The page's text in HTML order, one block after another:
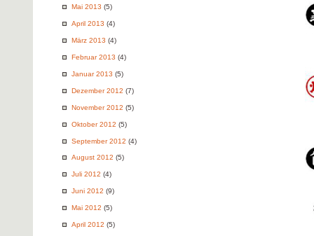
Mai 2013 (5)
April 2013 (4)
März 2013 (4)
Februar 2013 (4)
Januar 2013 (5)
Dezember 2012 (7)
November 2012 (5)
Oktober 2012 (5)
September 2012 (4)
August 2012 (5)
Juli 2012 (4)
Juni 2012 (9)
Mai 2012 (5)
April 2012 (5)